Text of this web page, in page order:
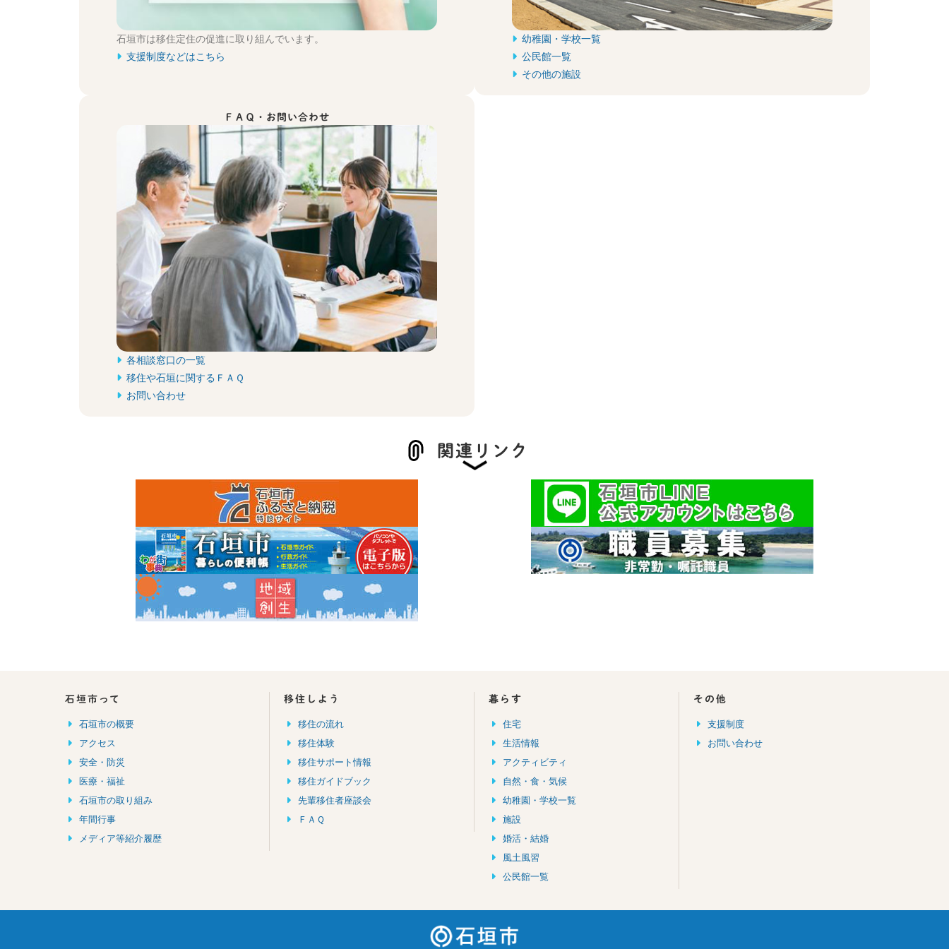
石垣市は移住定住の促進に取り組んでいます。
支援制度などはこちら
幼稚園・学校一覧
公民館一覧
その他の施設
ＦＡＱ・お問い合わせ
各相談窓口の一覧
移住や石垣に関するＦＡＱ
お問い合わせ
関連リンク
石垣市って
石垣市の概要
アクセス
安全・防災
医療・福祉
石垣市の取り組み
年間行事
メディア等紹介履歴
移住しよう
移住の流れ
移住体験
移住サポート情報
移住ガイドブック
先輩移住者座談会
ＦＡＱ
暮らす
住宅
生活情報
アクティビティ
自然・食・気候
幼稚園・学校一覧
施設
婚活・結婚
風土風習
公民館一覧
その他
支援制度
お問い合わせ